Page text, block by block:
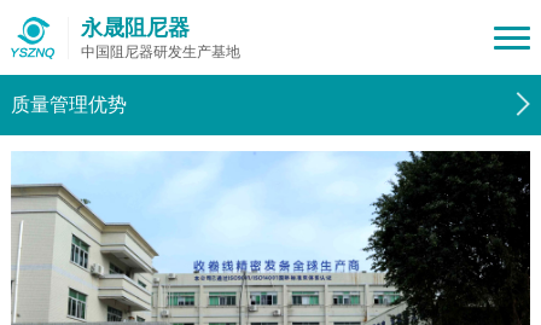
永晟阻尼器
中国阻尼器研发生产基地
质量管理优势